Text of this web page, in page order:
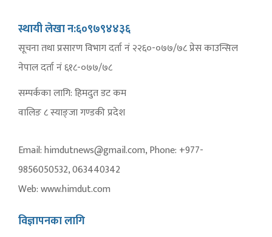
स्थायी लेखा न:६०९७९४४३६
सूचना तथा प्रसारण विभाग दर्ता नं २२६०-०७७/७८ प्रेस काउन्सिल
नेपाल दर्ता नं ६१८-०७७/७८
सम्पर्कका लागि: हिमदुत डट कम
वालिङ ८ स्याङ्जा गण्डकी प्रदेश
Email: himdutnews@gmail.com, Phone: +977-
9856050532, 063440342
Web: www.himdut.com
विज्ञापनका लागि